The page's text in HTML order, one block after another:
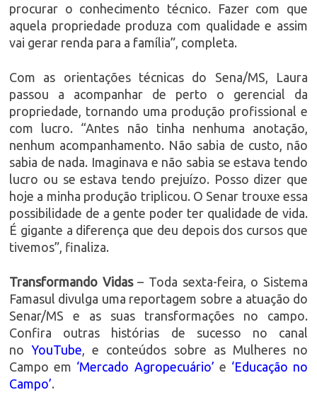
procurar o conhecimento técnico. Fazer com que
aquela propriedade produza com qualidade e assim
vai gerar renda para a família”, completa.
Com as orientações técnicas do Sena/MS, Laura
passou a acompanhar de perto o gerencial da
propriedade, tornando uma produção profissional e
com lucro. “Antes não tinha nenhuma anotação,
nenhum acompanhamento. Não sabia de custo, não
sabia de nada. Imaginava e não sabia se estava tendo
lucro ou se estava tendo prejuízo. Posso dizer que
hoje a minha produção triplicou. O Senar trouxe essa
possibilidade de a gente poder ter qualidade de vida.
É gigante a diferença que deu depois dos cursos que
tivemos”, finaliza.
Transformando Vidas– Toda sexta-feira, o Sistema
Famasul divulga uma reportagem sobre a atuação do
Senar/MS e as suas transformações no campo.
Confira outras histórias de sucesso no canal
noYouTube , e conteúdos sobre as Mulheres no
Campo em ‘Mercado Agropecuário’ e ‘Educação no
Campo’.